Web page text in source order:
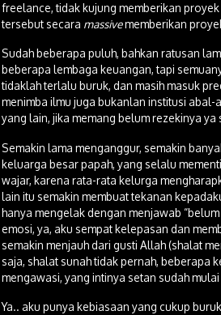
freelance, tidak kujung memberikan
tersebut secara massivememberikan
Sudah beberapa puluh, bahkan ratusan
beberapa lembaga keuangan, tapi
tidaklah terlalu buruk, dan masih masuk
menimba ilmu juga bukanlan institusi
yang lain, jika memang belum rezekinya
Semakin lama menganggur, semakin
keluarga besar papah, yang selalu
wajar, karena rata-rata kelurga
lain itu semakin membuat tekanan
hanya mengelak dengan menjawab
emosi, ya, aku sempat kelepasan dan
semakin menjauh dari gusti Allah (shalat
saja, shalat sunah tidak pernah, beberapa
mengawasi, yang intinya setan sudah
Ya.. aku punya kebiasaan yang cukup